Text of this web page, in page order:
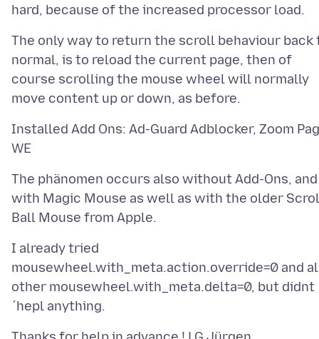
The only way to return the scroll behaviour back
normal, is to reload the current page, then of
course scrolling the mouse wheel will normally
Installed Add Ons: Ad-Guard Adblocker, Zoom
The phänomen occurs also without Add-Ons, and
with Magic Mouse as well as with the older
I already tried
mousewheel.with_meta.action.override=0 and
other mousewheel.with_meta.delta=0, but didnt